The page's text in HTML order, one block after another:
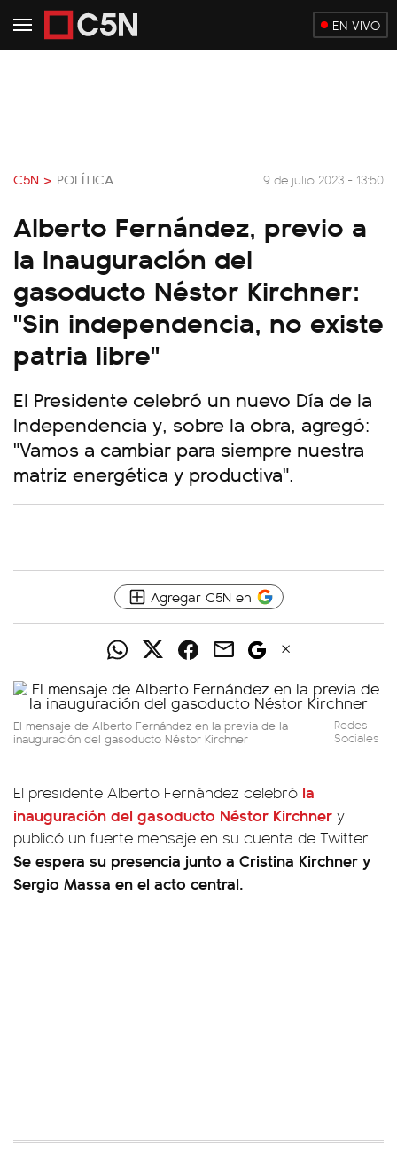
EN VIVO
C5N > POLÍTICA 9 de julio 2023 - 13:50
Alberto Fernández, previo a
la inauguración del
gasoducto Néstor Kirchner:
"Sin independencia, no existe
patria libre"
El Presidente celebró un nuevo Día de la
Independencia y, sobre la obra, agregó:
"Vamos a cambiar para siempre nuestra
matriz energética y productiva".
Agregar C5N en
El mensaje de Alberto Fernández en la previa de la
inauguración del gasoducto Néstor Kirchner
Redes
Sociales
El presidente Alberto Fernández celebró la
inauguración del gasoducto Néstor Kirchner y
publicó un fuerte mensaje en su cuenta de Twitter.
Se espera su presencia junto a Cristina Kirchner y
Sergio Massa en el acto central.